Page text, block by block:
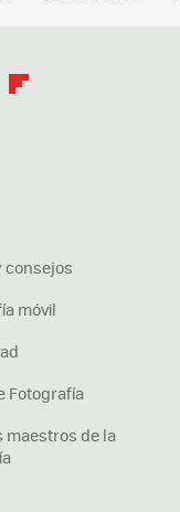
consejos
móvil
Fotografía
maestros de la